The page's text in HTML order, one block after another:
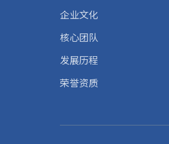
企业文化
核心团队
发展历程
荣誉资质